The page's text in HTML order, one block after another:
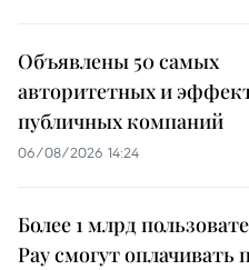
Объявлены 50 самых
авторитетных и
публичных компаний
06/08/2026 14:24
Более 1 млрд
Pay смогут оплачивать